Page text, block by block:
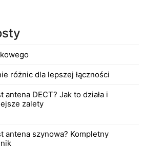
różnic dla lepszej łączności
antena DECT? Jak to działa i
zalety
antena szynowa? Kompletny